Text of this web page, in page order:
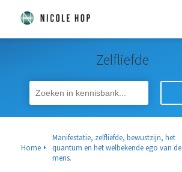
Zelfliefde
Home
Manifestatie, zelfliefde, bewustzijn, het
quantum en het welbekende ego van de
mens.